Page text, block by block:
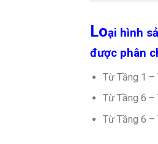
Loại hình
được phân
Từ Tầng 1 –
Từ Tầng 6 –
Từ Tầng 6 –